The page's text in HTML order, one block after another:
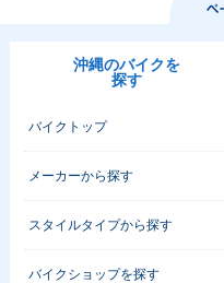
沖縄のバイクを
探す
バイクトップ
メーカーから探す
スタイルタイプから探す
バイクショップを探す